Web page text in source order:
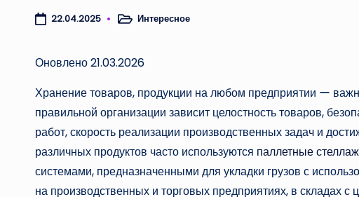
22.04.2025 Опубликовано
Интересное
Оновлено 21.03.2026
Хранение товаров, продукции на любом предприятии ー
правильной организации зависит целостность товаров,
работ, скорость реализации производственных задач и
различных продуктов часто используются паллетные
системами, предназначенными для укладки грузов с
на производственных и торговых предприятиях, в складах